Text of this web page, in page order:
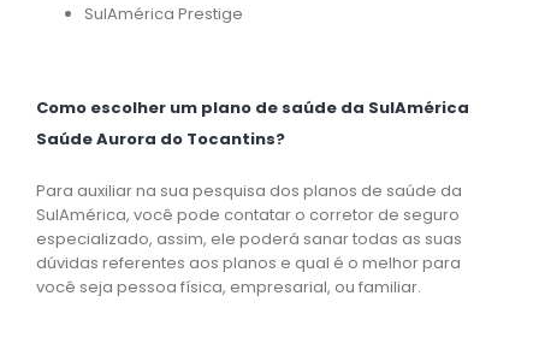
SulAmérica Prestige
Como escolher um plano de saúde da SulAmérica
Saúde Aurora do Tocantins?
Para auxiliar na sua pesquisa dos planos de saúde da
SulAmérica, você pode contatar o corretor de seguro
especializado, assim, ele poderá sanar todas as suas
dúvidas referentes aos planos e qual é o melhor para
você seja pessoa física, empresarial, ou familiar.